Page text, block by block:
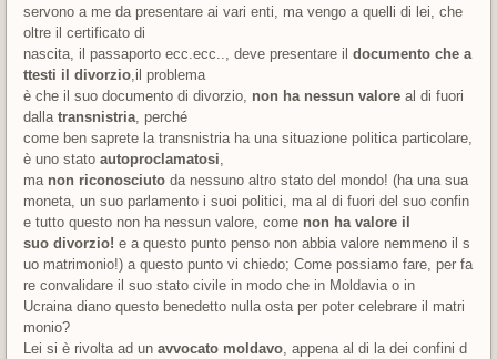
servono a me da presentare ai vari enti, ma vengo a quelli di lei, che
oltre il certificato di
nascita, il passaporto ecc.ecc.., deve presentare il documento che a
ttesti il divorzio,il problema
è che il suo documento di divorzio, non ha nessun valore al di fuori
dallatransnistria, perché
come ben saprete la transnistria ha una situazione politica particolare,
è uno stato autoproclamatosi,
ma non riconosciuto da nessuno altro stato del mondo! (ha una sua
moneta, un suo parlamento i suoi politici, ma al di fuori del suo confin
e tutto questo non ha nessun valore, come non ha valore il
suo divorzio! e a questo punto penso non abbia valore nemmeno il s
uo matrimonio!) a questo punto vi chiedo; Come possiamo fare, per fa
re convalidare il suo stato civile in modo che in Moldavia o in
Ucraina diano questo benedetto nulla osta per poter celebrare il matri
monio?
Lei si è rivolta ad un avvocato moldavo, appena al di la dei confini d